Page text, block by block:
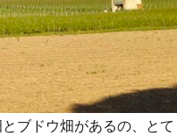
ブドウ畑があるの、とて